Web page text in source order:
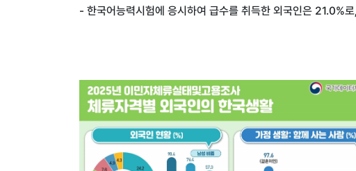
- 한국어능력시험에 응시하여 급수를 취득한 외국인은